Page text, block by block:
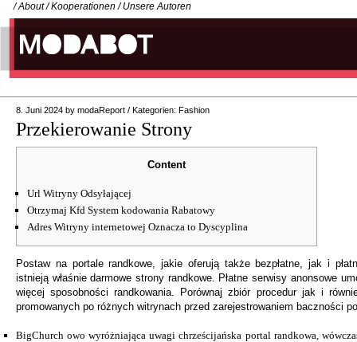
/ About / Kooperationen / Unsere Autoren
8. Juni 2024 by modaReport / Kategorien: Fashion
Przekierowanie Strony
Content
Url Witryny Odsyłającej
Otrzymaj Kfd System kodowania Rabatowy
Adres Witryny internetowej Oznacza to Dyscyplina
Postaw na portale randkowe, jakie oferują także bezpłatne, jak i
istnieją właśnie darmowe strony randkowe. Płatne serwisy anonsowe
więcej sposobności randkowania.
Porównaj zbiór procedur jak i
promowanych po różnych witrynach przed zarejestrowaniem baczności
BigChurch owo wyróżniająca uwagi chrześcijańska portal randkowa,